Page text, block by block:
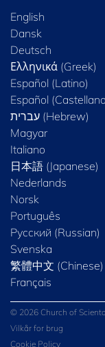
English
Dansk
Deutsch
Ελληνικά (Greek)
Español (Latino)
Español
Magyar
Italiano
日本語 (Japanese)
Nederlands
Norsk
Português
Русский (Russian)
Svenska
繁體中文 (Chinese)
Français
© 2026 Church of
Vilkår for brug
Cookie Policy